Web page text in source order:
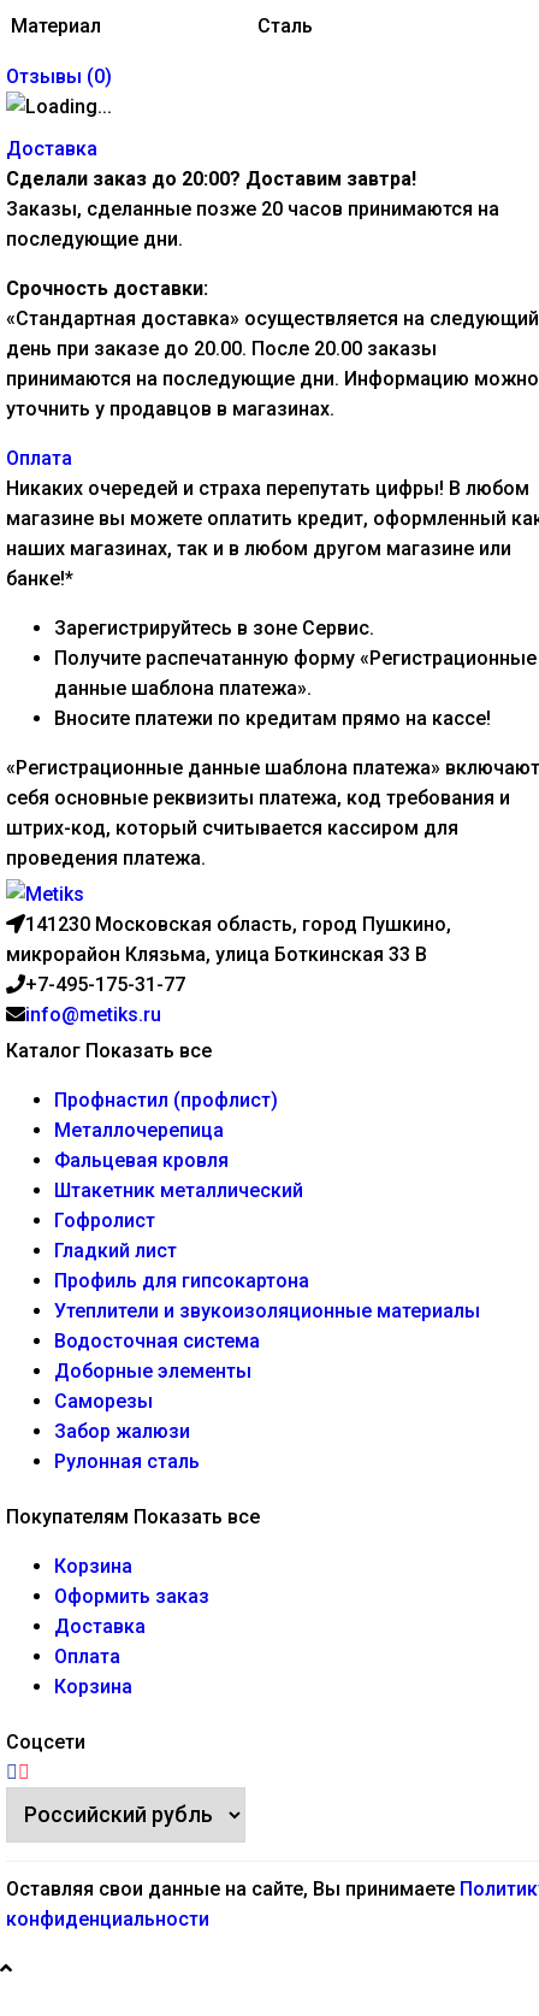
Материал Сталь
Отзывы (0)
Доставка
Сделали заказ до 20:00? Доставим завтра!
Заказы, сделанные позже 20 часов принимаются на
последующие дни.
Срочность доставки:
«Стандартная доставка» осуществляется на следующий
день при заказе до 20.00. После 20.00 заказы
принимаются на последующие дни. Информацию можно
уточнить у продавцов в магазинах.
Оплата
Никаких очередей и страха перепутать цифры! В любом
магазине вы можете оплатить кредит, оформленный
наших магазинах, так и в любом другом магазине или
банке!*
Зарегистрируйтесь в зоне Сервис.
Получите распечатанную форму «Регистрационные
данные шаблона платежа».
Вносите платежи по кредитам прямо на кассе!
«Регистрационные данные шаблона платежа»
себя основные реквизиты платежа, код требования и
штрих-код, который считывается кассиром для
проведения платежа.
141230 Московская область, город Пушкино,
микрорайон Клязьма, улица Боткинская 33 В
+7-495-175-31-77
info@metiks.ru
Каталог Показать все
Профнастил (профлист)
Металлочерепица
Фальцевая кровля
Штакетник металлический
Гофролист
Гладкий лист
Профиль для гипсокартона
Утеплители и звукоизоляционные материалы
Водосточная система
Доборные элементы
Саморезы
Забор жалюзи
Рулонная сталь
Покупателям Показать все
Корзина
Оформить заказ
Доставка
Оплата
Корзина
Соцсети
Оставляя свои данные на сайте, Вы принимаете
конфиденциальности